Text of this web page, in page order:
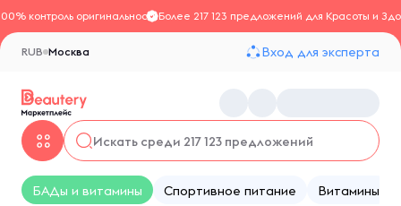
контроль оригинальностиБолее 217 123 предложений для Красоты и
Москва
RUB Вход для эксперта
БАДы и витамины Спортивное питание Витамины